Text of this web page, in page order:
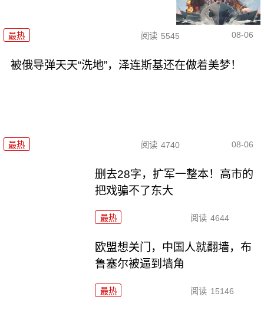
最热 阅读 5545 08-06
被俄导弹天天“洗地”，泽连斯基还在做着美梦！
最热 阅读 4740 08-06
删去28字，扩军一整本！高市的
把戏骗不了东大
最热 阅读 4644
欧盟想关门，中国人就翻墙，布
鲁塞尔被逼到墙角
最热 阅读 15146